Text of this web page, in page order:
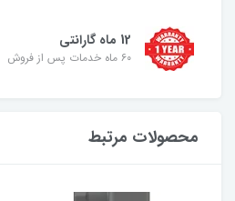
12 ماه گارانتی
۶۰ ماه خدمات پس از فروش
محصولات مرتبط